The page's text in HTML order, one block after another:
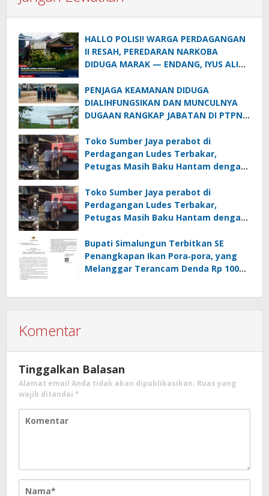
HALLO POLISI! WARGA PERDAGANGAN
II RESAH, PEREDARAN NARKOBA
DIDUGA MARAK — ENDANG, IYUS ALIAS
DISEBUT DALAM INFORMASI
MASYARAKAT
PENJAGA KEAMANAN DIDUGA
DIALIHFUNGSIKAN DAN MUNCULNYA
DUGAAN RANGKAP JABATAN DI PTPN
MAYANG
Toko Sumber Jaya perabot di
Perdagangan Ludes Terbakar,
Petugas Masih Baku Hantam dengan
Toko Sumber Jaya perabot di
Perdagangan Ludes Terbakar,
Petugas Masih Baku Hantam dengan
Bupati Simalungun Terbitkan SE
Penangkapan Ikan Pora‑pora, yang
Melanggar Terancam Denda Rp 100
Komentar
Tinggalkan Balasan
Alamat email Anda tidak akan dipublikasikan. Ruas yang
wajib ditandai *